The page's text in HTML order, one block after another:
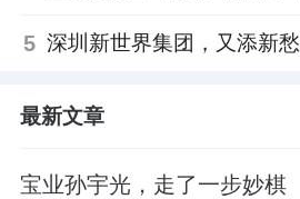
5 深圳新世界集团，又添新愁
最新文章
宝业孙宇光，走了一步妙棋